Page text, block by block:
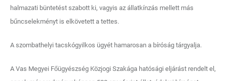
halmazati büntetést szabott ki, vagyis az állatkínzás mellett más
bűncselekményt is elkövetett a tettes.
A szombathelyi tacskógyilkos ügyét hamarosan a bíróság tárgyalja.
A Vas Megyei Főügyészség Közjogi Szakága hatósági eljárást rendelt el,